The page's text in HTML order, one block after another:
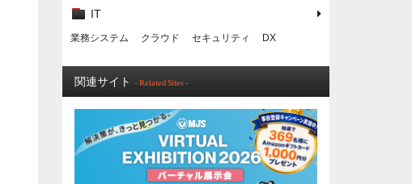
IT
業務システム クラウド セキュリティ DX
関連サイト - Related Sites -